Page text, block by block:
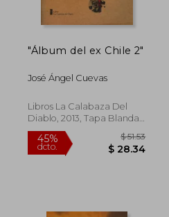
"Álbum del ex Chile 2"
José Ángel Cuevas
Libros La Calabaza Del
Diablo, 2013, Tapa Blanda,
Nuevo